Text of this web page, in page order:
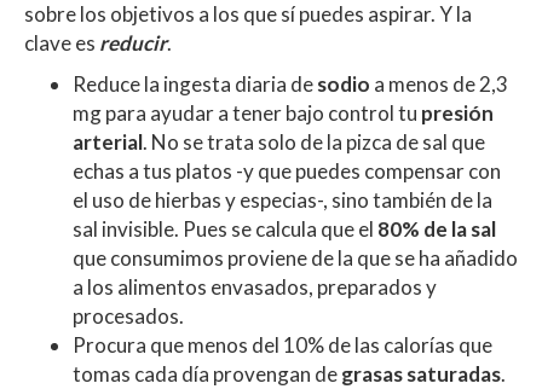
sobre los objetivos a los que sí puedes aspirar. Y la
clave es reducir.
Reduce la ingesta diaria desodio a menos de 2,3
mg para ayudar a tener bajo control tu presión
arterial. No se trata solo de la pizca de sal que
echas a tus platos -y que puedes compensar con
el uso de hierbas y especias-, sino también de la
sal invisible. Pues se calcula que el 80% de la sal
que consumimos proviene de la que se ha añadido
a los alimentos envasados, preparados y
procesados.
Procura que menos del 10% de las calorías que
tomas cada día provengan degrasas saturadas.